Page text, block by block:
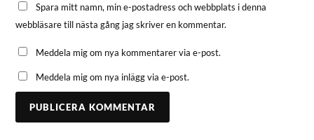
Spara mitt namn, min e-postadress och webbplats i denna
webbläsare till nästa gång jag skriver en kommentar.
Meddela mig om nya kommentarer via e-post.
Meddela mig om nya inlägg via e-post.